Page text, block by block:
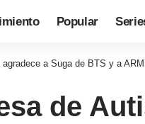
Popular
a Suga de BTS y a
de